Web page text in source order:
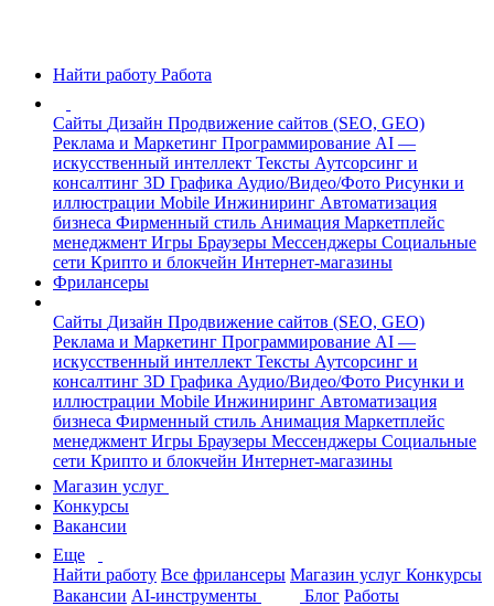
Найти работу Работа
Сайты Дизайн Продвижение сайтов (SEO, GEO)
Реклама и Маркетинг Программирование AI —
искусственный интеллект Тексты Аутсорсинг и
консалтинг 3D Графика Аудио/Видео/Фото Рисунки и
иллюстрации Mobile Инжиниринг Автоматизация
бизнеса Фирменный стиль Анимация Маркетплейс
менеджмент Игры Браузеры Мессенджеры Социальные
сети Крипто и блокчейн Интернет-магазины
Фрилансеры
Сайты Дизайн Продвижение сайтов (SEO, GEO)
Реклама и Маркетинг Программирование AI —
искусственный интеллект Тексты Аутсорсинг и
консалтинг 3D Графика Аудио/Видео/Фото Рисунки и
иллюстрации Mobile Инжиниринг Автоматизация
бизнеса Фирменный стиль Анимация Маркетплейс
менеджмент Игры Браузеры Мессенджеры Социальные
сети Крипто и блокчейн Интернет-магазины
Магазин услуг
Конкурсы
Вакансии
Еще
Найти работу Все фрилансеры Магазин услуг Конкурсы
Вакансии AI-инструменты Блог Работы